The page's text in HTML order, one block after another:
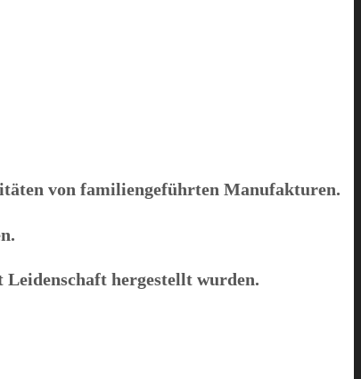
von familiengeführten Manufakturen.
hergestellt wurden.